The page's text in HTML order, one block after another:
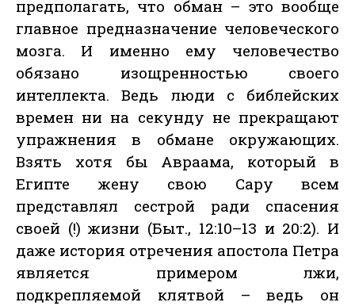
предполагать, что обман – это вообще
главное предназначение человеческого
мозга. И именно ему человечество
обязано изощренностью своего
интеллекта. Ведь люди с библейских
времен ни на секунду не прекращают
упражнения в обмане окружающих.
Взять хотя бы Авраама, который в
Египте жену свою Сару всем
представлял сестрой ради спасения
своей (!) жизни (Быт., 12:10–13 и 20:2). И
даже история отречения апостола Петра
является примером лжи,
подкрепляемой клятвой – ведь он